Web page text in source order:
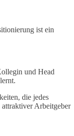
ist ein
und Head
die jedes
attraktiver Arbeitgeber